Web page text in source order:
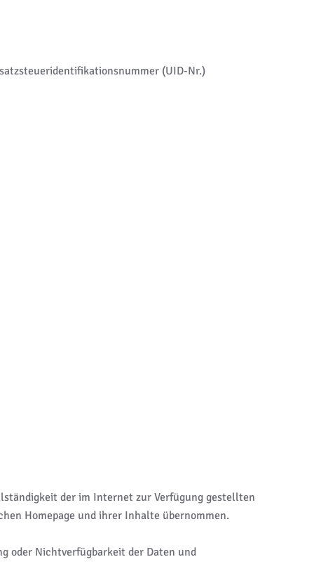
(UID-Nr.)
der im Internet zur Verfügung gestellten
Homepage und ihrer Inhalte übernommen.
oder Nichtverfügbarkeit der Daten und